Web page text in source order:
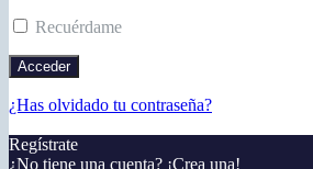
Recuérdame
¿Has olvidado tu contraseña?
Regístrate
¿No tiene una cuenta? ¡Crea una!